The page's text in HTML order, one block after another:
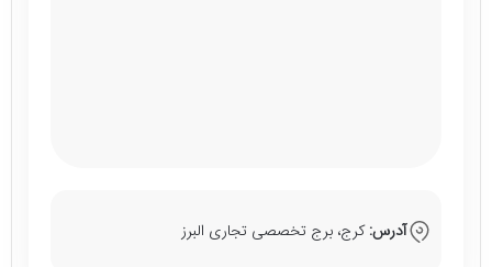
آدرس:کرج، برج تخصصی تجاری البرز